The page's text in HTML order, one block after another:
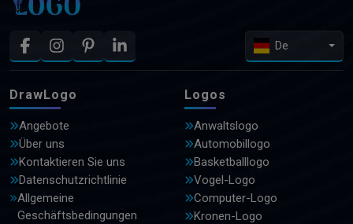
De
DrawLogo
Angebote
Über uns
Kontaktieren Sie uns
Datenschutzrichtlinie
Allgemeine
Geschäftsbedingungen
Logos
Anwaltslogo
Automobillogo
Basketballlogo
Vogel-Logo
Computer-Logo
Kronen-Logo